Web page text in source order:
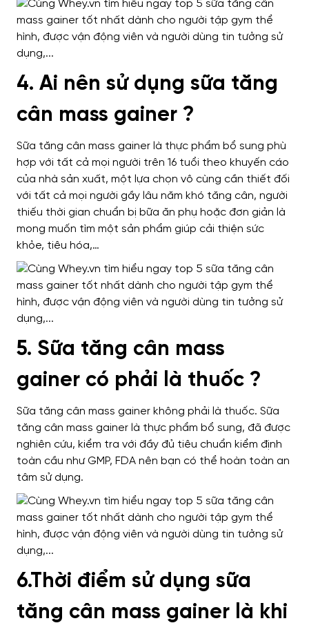
4. Ai nên sử dụng sữa tăng
cân mass gainer ?
Sữa tăng cân mass gainer là thực phẩm bổ sung phù
hợp với tất cả mọi người trên 16 tuổi theo khuyến cáo
của nhà sản xuất, một lựa chọn vô cùng cần thiết đối
với tất cả mọi người gầy lâu năm khó tăng cân, người
thiếu thời gian chuẩn bị bữa ăn phụ hoặc đơn giản là
mong muốn tìm một sản phẩm giúp cải thiện sức
khỏe, tiêu hóa,…
5. Sữa tăng cân mass
gainer có phải là thuốc ?
Sữa tăng cân mass gainer không phải là thuốc. Sữa
tăng cân mass gainer là thực phẩm bổ sung, đã được
nghiên cứu, kiểm tra với đầy đủ tiêu chuẩn kiểm định
toàn cầu như GMP, FDA nên bạn có thể hoàn toàn an
tâm sử dụng.
6.Thời điểm sử dụng sữa
tăng cân mass gainer là khi